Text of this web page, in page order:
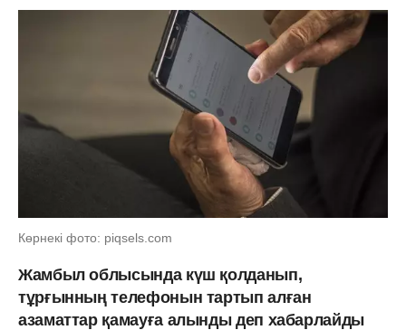
Көрнекі фото: piqsels.com
Жамбыл облысында күш қолданып,
тұрғынның телефонын тартып алған
азаматтар қамауға алынды деп хабарлайды